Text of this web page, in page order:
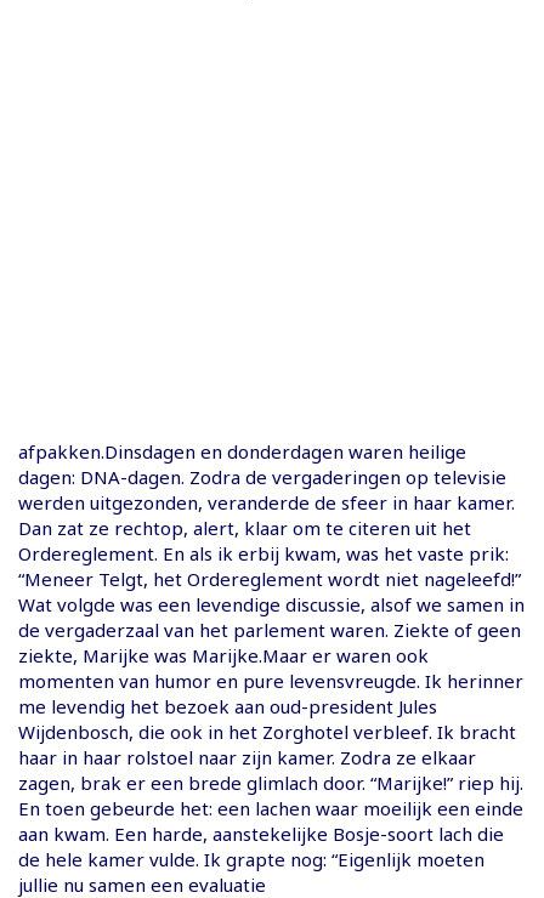
afpakken.Dinsdagen en donderdagen waren heilige
dagen: DNA-dagen. Zodra de vergaderingen op televisie
werden uitgezonden, veranderde de sfeer in haar kamer.
Dan zat ze rechtop, alert, klaar om te citeren uit het
Ordereglement. En als ik erbij kwam, was het vaste prik:
“Meneer Telgt, het Ordereglement wordt niet nageleefd!”
Wat volgde was een levendige discussie, alsof we samen in
de vergaderzaal van het parlement waren. Ziekte of geen
ziekte, Marijke was Marijke.Maar er waren ook
momenten van humor en pure levensvreugde. Ik herinner
me levendig het bezoek aan oud-president Jules
Wijdenbosch, die ook in het Zorghotel verbleef. Ik bracht
haar in haar rolstoel naar zijn kamer. Zodra ze elkaar
zagen, brak er een brede glimlach door. “Marijke!” riep hij.
En toen gebeurde het: een lachen waar moeilijk een einde
aan kwam. Een harde, aanstekelijke Bosje-soort lach die
de hele kamer vulde. Ik grapte nog: “Eigenlijk moeten
jullie nu samen een evaluatie